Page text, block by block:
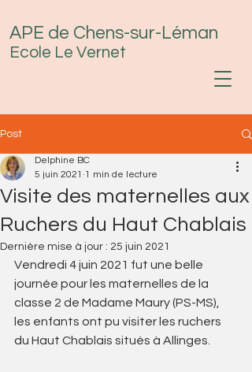
APE de Chens-sur-Léman
Ecole Le Vernet
Post
Visite des maternelles aux
Ruchers du Haut Chablais
Delphine BC
5 juin 2021 1 min de lecture
Dernière mise à jour : 25 juin 2021
Vendredi 4 juin 2021 fut une belle
journée pour les maternelles de la
classe 2 de Madame Maury (PS-MS),
les enfants ont pu visiter les ruchers
du Haut Chablais situés à Allinges.